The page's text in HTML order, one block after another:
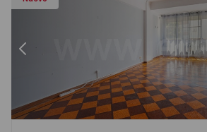
Anterior